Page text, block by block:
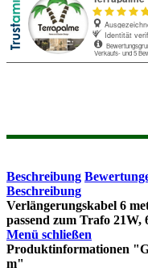
Beschreibung
Beschreibung
Verlängerungskabel 6
passend zum Trafo 21W,
Menü schließen
Produktinformationen
m"